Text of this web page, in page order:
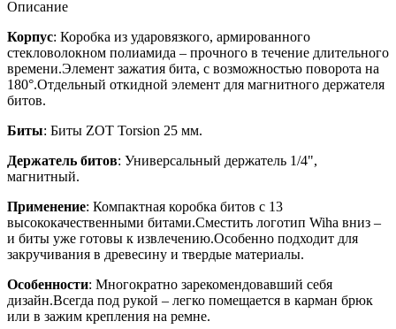
Описание
Корпус: Коробка из ударовязкого, армированного
стекловолокном полиамида – прочного в течение длительного
времени.Элемент зажатия бита, с возможностью поворота на
180°.Отдельный откидной элемент для магнитного держателя
битов.
Биты: Биты ZOT Torsion 25 мм.
Держатель битов: Универсальный держатель 1/4",
магнитный.
Применение: Компактная коробка битов с 13
высококачественными битами.Сместить логотип Wiha вниз –
и биты уже готовы к извлечению.Особенно подходит для
закручивания в древесину и твердые материалы.
Особенности: Многократно зарекомендовавший себя
дизайн.Всегда под рукой – легко помещается в карман брюк
или в зажим крепления на ремне.